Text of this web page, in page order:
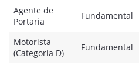
Agente de
Portaria
Fundamental
Motorista
(Categoria D)
Fundamental